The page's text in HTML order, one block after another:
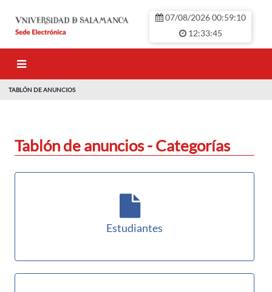
07/08/2026 00:59:11
12:33:45
TABLÓN DE ANUNCIOS
Tablón de anuncios - Categorías
Estudiantes